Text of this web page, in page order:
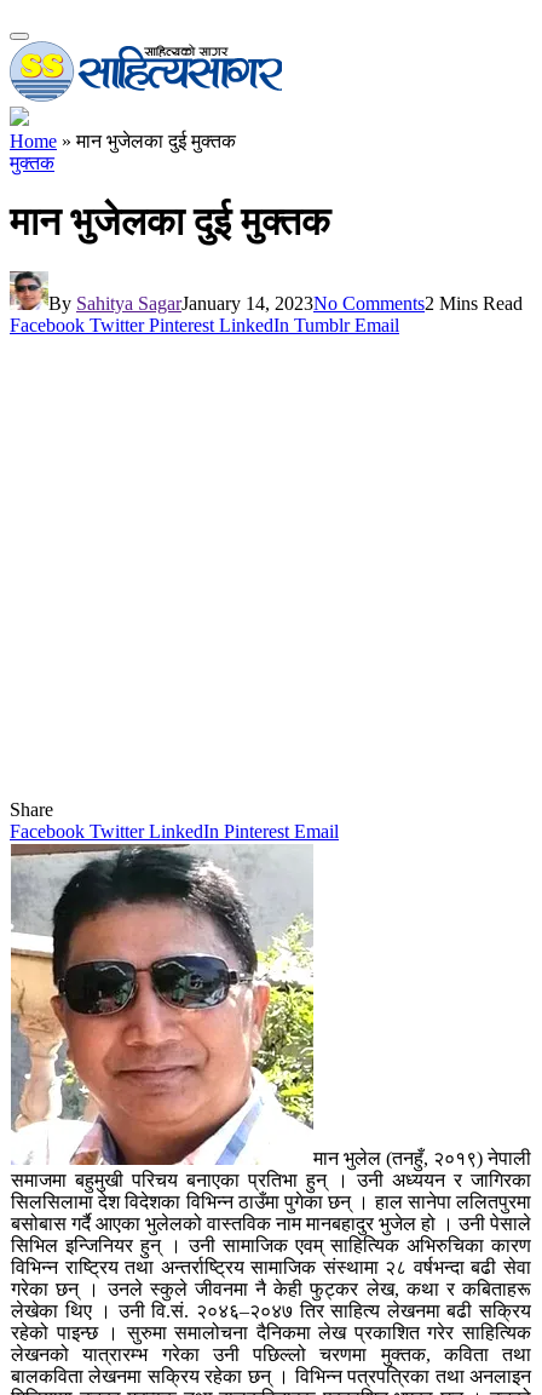
Home »मान भुजेलका दुई मुक्तक
मुक्तक
मान भुजेलका दुई मुक्तक
By Sahitya SagarJanuary 14, 2023No Comments2 Mins Read
Facebook Twitter Pinterest LinkedIn Tumblr Email
Share
Facebook Twitter LinkedIn Pinterest Email
मान भुलेल (तनहुँ, २०१९) नेपाली
समाजमा बहुमुखी परिचय बनाएका प्रतिभा हुन् । उनी अध्ययन र जागिरका
सिलसिलामा देश विदेशका विभिन्न ठाउँमा पुगेका छन् । हाल सानेपा ललितपुरमा
बसोबास गर्दै आएका भुलेलको वास्तविक नाम मानबहादुर भुजेल हो । उनी पेसाले
सिभिल इन्जिनियर हुन् । उनी सामाजिक एवम् साहित्यिक अभिरुचिका कारण
विभिन्न राष्ट्रिय तथा अन्तर्राष्ट्रिय सामाजिक संस्थामा २८ वर्षभन्दा बढी सेवा
गरेका छन् । उनले स्कुले जीवनमा नै केही फुट्कर लेख, कथा र कबिताहरू
लेखेका थिए । उनी वि.सं. २०४६–२०४७ तिर साहित्य लेखनमा बढी सक्रिय
रहेको पाइन्छ । सुरुमा समालोचना दैनिकमा लेख प्रकाशित गरेर साहित्यिक
लेखनको यात्रारम्भ गरेका उनी पछिल्लो चरणमा मुक्तक, कविता तथा
बालकविता लेखनमा सक्रिय रहेका छन् । विभिन्न पत्रपत्रिका तथा अनलाइन